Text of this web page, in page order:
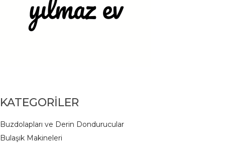
KATEGORİLER
Buzdolapları ve Derin Dondurucular
Bulaşık Makineleri